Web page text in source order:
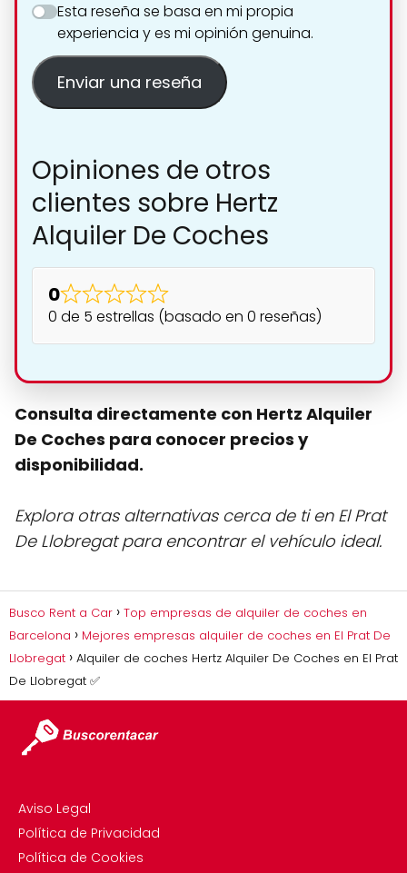
Esta reseña se basa en mi propia
experiencia y es mi opinión genuina.
Enviar una reseña
Opiniones de otros
clientes sobre Hertz
Alquiler De Coches
0
0 de 5 estrellas (basado en 0 reseñas)
Consulta directamente con Hertz Alquiler
De Coches para conocer precios y
disponibilidad.
Explora otras alternativas cerca de ti en El Prat
De Llobregat para encontrar el vehículo ideal.
Busco Rent a Car
Top empresas de alquiler de coches en
Barcelona
Mejores empresas alquiler de coches en El Prat De
Llobregat
Alquiler de coches Hertz Alquiler De Coches en El Prat
De Llobregat ✅
Aviso Legal
Política de Privacidad
Política de Cookies